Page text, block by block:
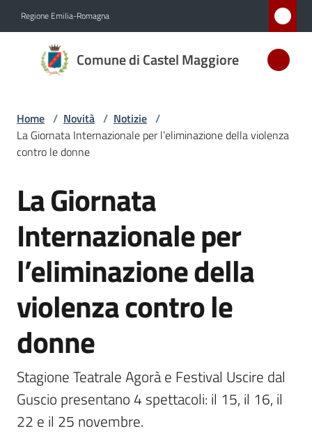
Regione Emilia-Romagna
Comune di Castel Maggiore
Comune
di Castel
D'ARGENTO
AL MERITO
CIVILE
Amministrazione
Menu selezionato
Servizi
Vivere
Castel
Home / Novità / Notizie /
La Giornata Internazionale per l’eliminazione della violenza
contro le donne
Salta al contenuto
La Giornata
Internazionale per
l’eliminazione della
violenza contro le
donne
Stagione Teatrale Agorà e Festival Uscire dal
Guscio presentano 4 spettacoli: il 15, il 16, il
22 e il 25 novembre.